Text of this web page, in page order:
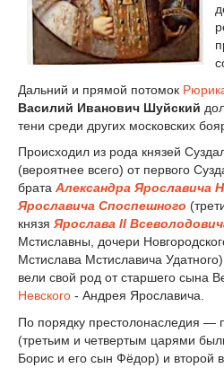
Дальний и прямой потомок
Василий Иванович Шуйский
тени среди других московских
Происходил из рода князей
(вероятнее всего) от первого
брата Александра Ярославича
Ярославича Споспешного
князя Ярослава II
Мстиславны, дочери
Мстислава Мстиславича
вели свой род от старшего сына
Невского - Андрея Ярославича.
По порядку престолонаследия —
(третьим и четвертым царями
Борис и его сын Фёдор) и второй